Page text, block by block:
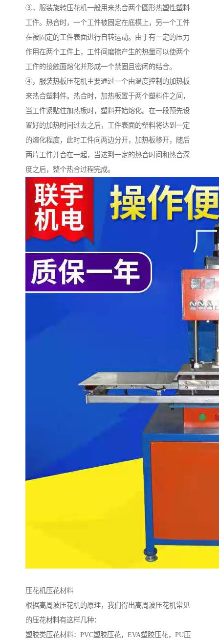
③，服装旋转压花机一般用来热合两个圆形热塑性塑料
工件。热合时，一个工件被固定在底模上，另一个工件
在被固定的工件表面进行自转运动。由于有一定的压力
作用在两个工件上，工件间磨擦产生的热量可以使两个
工件的接触面熔化并形成一个禁固且密闭的结合。
④，服装热板压花机主要通过一个由温度控制的加热板
来热合塑料件。热合时，加热板置于两个塑料件之间，
当工件紧贴住加热板时，塑料开始熔化。在一段预先设
置好的加热时间过去之后，工件表面的塑料将达到一定
的熔化程度，此时工件向两边分开，加热板移开，随后
两片工件并合在一起，当达到一定的热合时间和热合深
度之后，整个热合过程完成。
压花机压花材料
根据高周波压花机的原理，我们得出高周波压花机常见
的压花材料有这样几种：
塑胶类压花材料：PVC塑胶压花，EVA塑胶压花，PU压